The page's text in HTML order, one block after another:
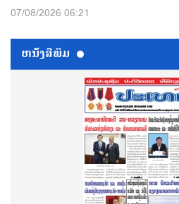
07/08/2026 06:21
ຫນ້ັງສືພິມ